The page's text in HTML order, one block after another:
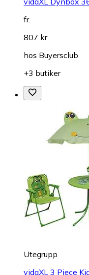
fr.
807 kr
hos Buyersclub
+3 butiker
Utegrupp
vidaXL 3 Piece